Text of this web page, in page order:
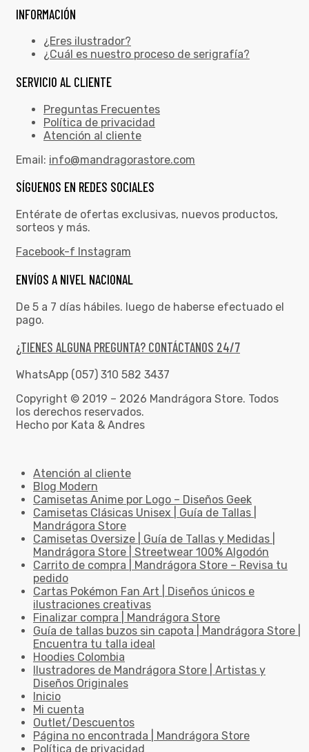
INFORMACIÓN
¿Eres ilustrador?
¿Cuál es nuestro proceso de serigrafía?
SERVICIO AL CLIENTE
Preguntas Frecuentes
Política de privacidad
Atención al cliente
Email: info@mandragorastore.com
SÍGUENOS EN REDES SOCIALES
Entérate de ofertas exclusivas, nuevos productos,
sorteos y más.
Facebook-f Instagram
ENVÍOS A NIVEL NACIONAL
De 5 a 7 días hábiles. luego de haberse efectuado el
pago.
¿TIENES ALGUNA PREGUNTA? CONTÁCTANOS 24/7
WhatsApp (057) 310 582 3437
Copyright © 2019 – 2026 Mandrágora Store. Todos
los derechos reservados.
Hecho por Kata & Andres
Atención al cliente
Blog Modern
Camisetas Anime por Logo – Diseños Geek
Camisetas Clásicas Unisex | Guía de Tallas |
Mandrágora Store
Camisetas Oversize | Guía de Tallas y Medidas |
Mandrágora Store | Streetwear 100% Algodón
Carrito de compra | Mandrágora Store – Revisa tu
pedido
Cartas Pokémon Fan Art | Diseños únicos e
ilustraciones creativas
Finalizar compra | Mandrágora Store
Guía de tallas buzos sin capota | Mandrágora Store |
Encuentra tu talla ideal
Hoodies Colombia
Ilustradores de Mandrágora Store | Artistas y
Diseños Originales
Inicio
Mi cuenta
Outlet/Descuentos
Página no encontrada | Mandrágora Store
Política de privacidad